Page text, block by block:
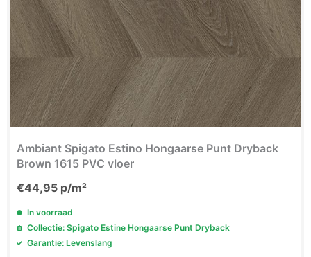
Ambiant Spigato Estino Hongaarse Punt Dryback
Brown 1615 PVC vloer
€44,95 p/m²
In voorraad
Collectie: Spigato Estine Hongaarse Punt Dryback
Garantie: Levenslang